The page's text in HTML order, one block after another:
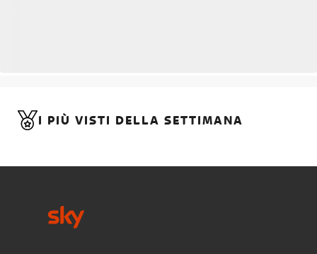
I PIÙ VISTI DELLA SETTIMANA